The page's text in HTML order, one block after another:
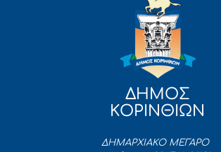
ΔΗΜΟΣ
ΚΟΡΙΝΘΙΩΝ
ΔΗΜΑΡΧΙΑΚΟ ΜΕΓΑΡΟ